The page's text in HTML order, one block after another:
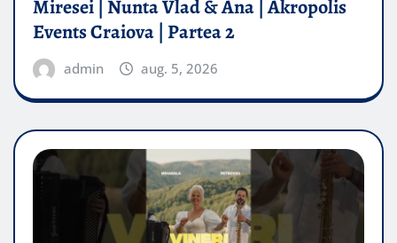
Miresei | Nunta Vlad & Ana | Akropolis
Events Craiova | Partea 2
admin aug. 5, 2026